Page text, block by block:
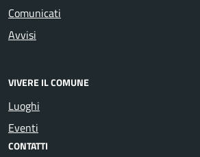
Comunicati
Avvisi
VIVERE IL COMUNE
Luoghi
Eventi
CONTATTI